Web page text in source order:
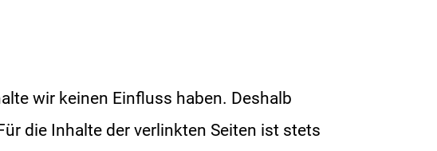
wir keinen Einfluss haben. Deshalb
die Inhalte der verlinkten Seiten ist stets